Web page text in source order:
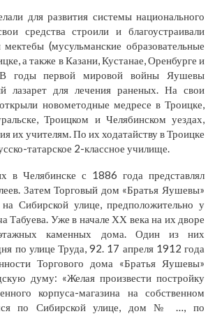
для развития системы национального
средства строили и благоустраивали
(мусульманские образовательные
а также в Казани, Кустанае, Оренбурге и
В годы первой мировой войны Яушевы
лазарет для лечения раненых. На свои
новометодные медресе в Троицке,
Троицком и Челябинском уездах,
их учителям. По их ходатайству в Троицке
татарское 2-классное училище.
в Челябинске с 1886 года представлял
Затем Торговый дом «Братья Яушевы»
Сибирской улице, предположительно у
Табуева. Уже в начале ХХ века на их дворе
каменных дома. Один из них
по улице Труда, 92. 17 апреля 1912 года
Торгового дома «Братья Яушевы»
думу: «Желая произвести постройку
корпуса-магазина на собственном
по Сибирской улице, дом № …, по